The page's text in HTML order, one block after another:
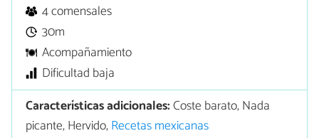
4 comensales
30m
Acompañamiento
Dificultad baja
Características adicionales:Coste barato, Nada
picante, Hervido,Recetas mexicanas